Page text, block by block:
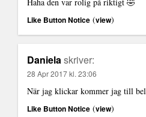
Haha den var rolig på riktigt 🤣
Like Button Notice (view)
Danielaskriver:
28 Apr 2017 kl. 23:06
När jag klickar kommer jag till
Like Button Notice (view)